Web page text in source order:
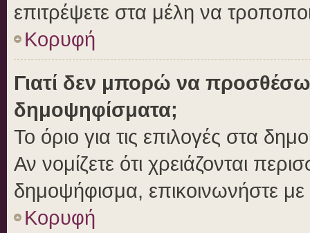
επιτρέψετε στα μέλη να
Κορυφή
Γιατί δεν μπορώ να
δημοψηφίσματα;
Το όριο για τις επιλογές στα
Αν νομίζετε ότι χρειάζονται
δημοψήφισμα, επικοινωνήστε με
Κορυφή